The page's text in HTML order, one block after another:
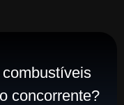
concorrente?